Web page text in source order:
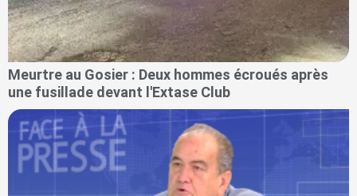
Meurtre au Gosier : Deux hommes écroués après
une fusillade devant l'Extase Club